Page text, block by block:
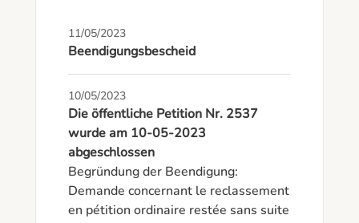
11/05/2023
Beendigungsbescheid
10/05/2023
Die öffentliche Petition Nr. 2537
wurde am 10-05-2023
abgeschlossen
Begründung der Beendigung:
Demande concernant le reclassement
en pétition ordinaire restée sans suite